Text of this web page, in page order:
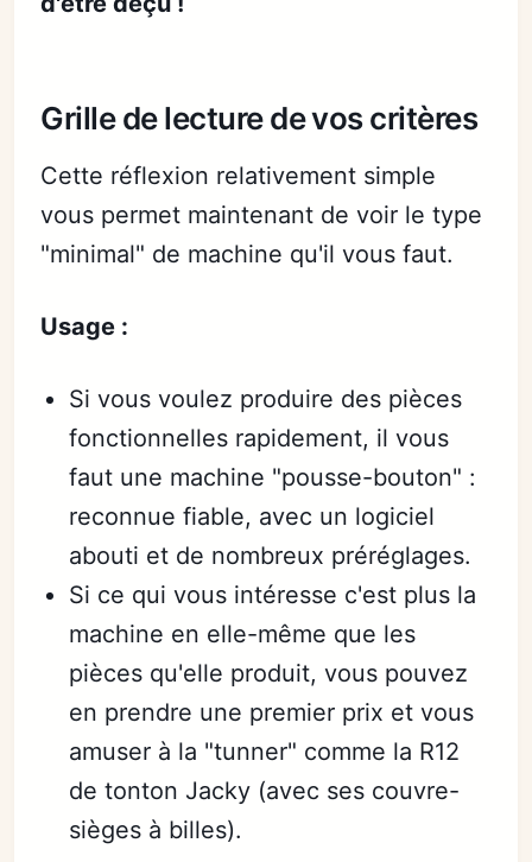
Grille de lecture de vos critères
Cette réflexion relativement simple
vous permet maintenant de voir le type
"minimal" de machine qu'il vous faut.
Usage :
Si vous voulez produire des pièces
fonctionnelles rapidement, il vous
faut une machine "pousse-bouton" :
reconnue fiable, avec un logiciel
abouti et de nombreux préréglages.
Si ce qui vous intéresse c'est plus la
machine en elle-même que les
pièces qu'elle produit, vous pouvez
en prendre une premier prix et vous
amuser à la "tunner" comme la R12
de tonton Jacky (avec ses couvre-
sièges à billes).